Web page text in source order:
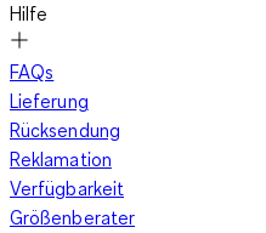
Hilfe
FAQs
Lieferung
Rücksendung
Reklamation
Verfügbarkeit
Größenberater